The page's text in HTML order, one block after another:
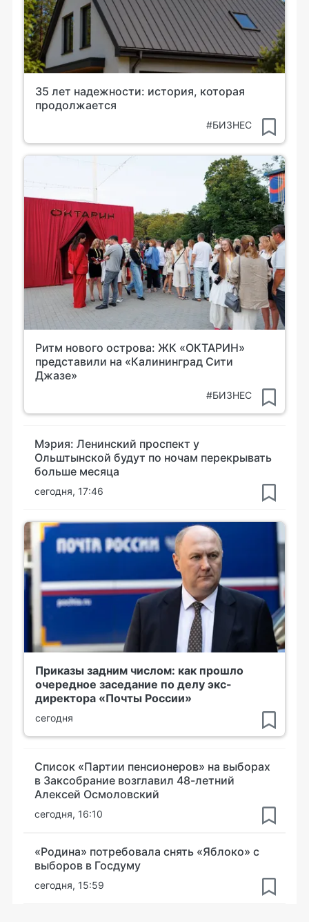
35 лет надежности: история, которая
продолжается
#БИЗНЕС
Ритм нового острова: ЖК «ОКТАРИН»
представили на «Калининград Сити
Джазе»
#БИЗНЕС
Мэрия: Ленинский проспект у
Ольштынской будут по ночам перекрывать
больше месяца
сегодня, 17:46
Приказы задним числом: как прошло
очередное заседание по делу экс-
директора «Почты России»
сегодня
Список «Партии пенсионеров» на выборах
в Заксобрание возглавил 48-летний
Алексей Осмоловский
сегодня, 16:10
«Родина» потребовала снять «Яблоко» с
выборов в Госдуму
сегодня, 15:59